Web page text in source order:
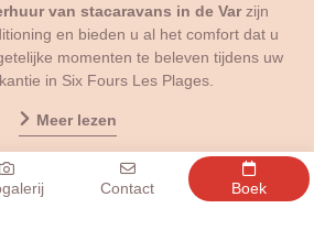
Contact Boek
van stacaravans in de Var zijn
en bieden u al het comfort dat u
momenten te beleven tijdens uw
in Six Fours Les Plages.
Meer lezen
het zwembad